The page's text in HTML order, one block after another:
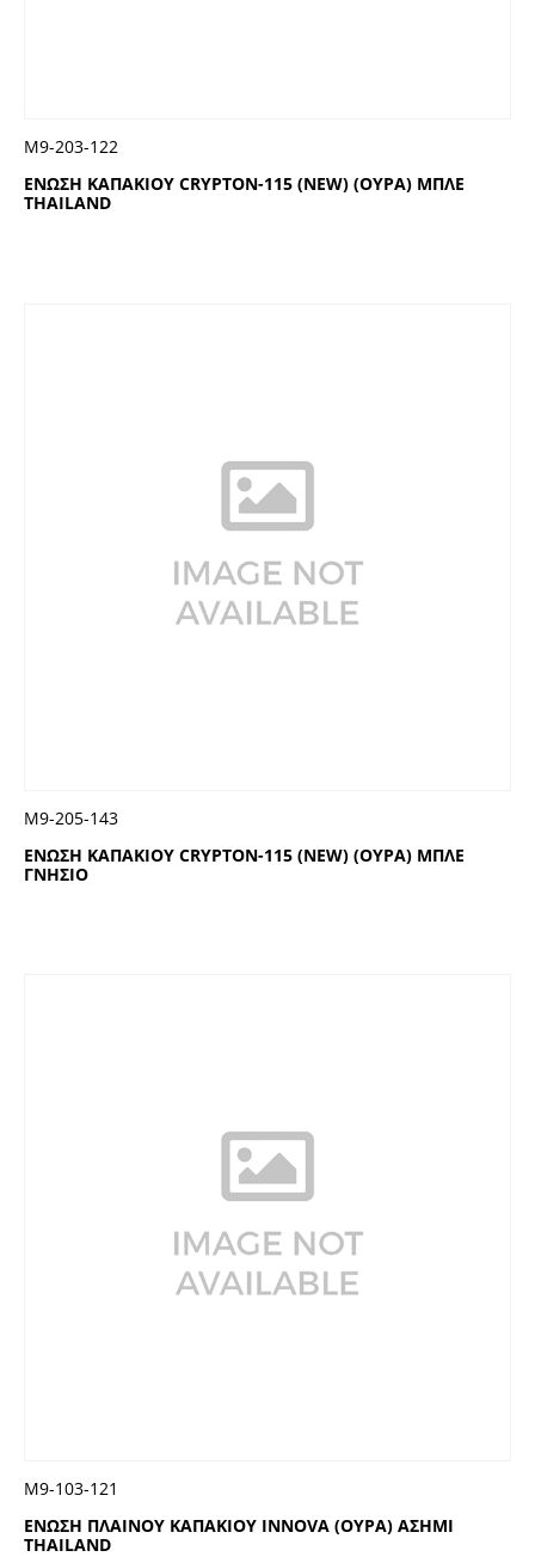
ΕΝΩΣΗ ΚΑΠΑΚΙΟΥ CRYPTON-115 (NEW) (ΟΥΡΑ) ΜΠΛΕ
THAILAND
Μ9-203-122
ΕΝΩΣΗ ΚΑΠΑΚΙΟΥ CRYPTON-115 (NEW) (ΟΥΡΑ) ΜΠΛΕ
ΓΝΗΣΙΟ
Μ9-205-143
ΕΝΩΣΗ ΠΛΑΙΝΟΥ ΚΑΠΑΚΙΟΥ INNOVA (ΟΥΡΑ) ΑΣΗΜΙ
THAILAND
Μ9-103-121